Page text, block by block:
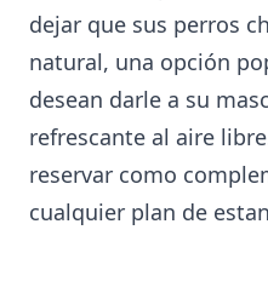
dejar que sus perros
natural, una opción
desean darle a su
refrescante al aire
reservar como
cualquier plan de